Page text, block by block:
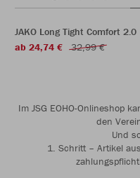
JAKO Long Tight Comfort 2.0
ab 24,74 €
32,99 €
Im JSG EOHO-Onlineshop
den
Und
1. Schritt – Artikel